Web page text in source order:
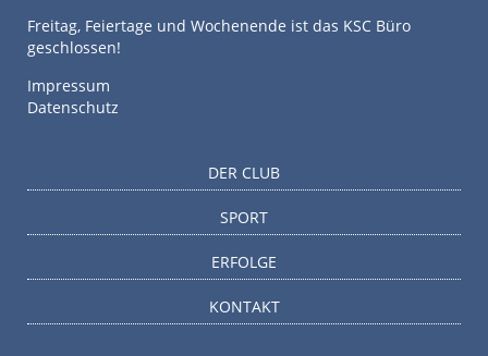
Freitag, Feiertage und Wochenende ist das KSC Büro
geschlossen!
Impressum
Datenschutz
DER CLUB
SPORT
ERFOLGE
KONTAKT